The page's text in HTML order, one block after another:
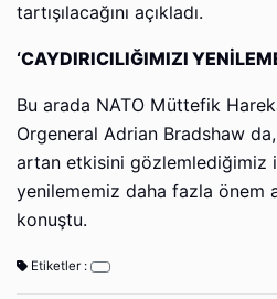
tartışılacağını açıkladı.
‘CAYDIRICILIĞIMIZI
Bu arada NATO Müttefik
Orgeneral Adrian Bradshaw da,
artan etkisini gözlemlediğimiz
yenilememiz daha fazla önem
konuştu.
Etiketler :